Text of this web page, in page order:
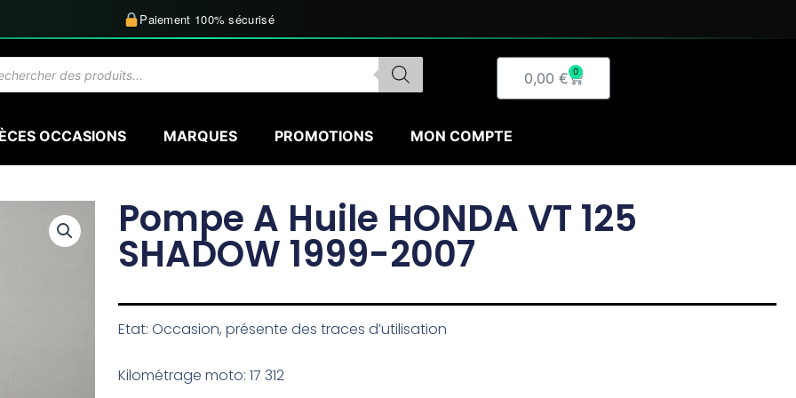
Paiement 100% sécurisé
0,00 € 0
Panier
OCCASIONS MARQUES PROMOTIONS MON COMPTE
Pompe A Huile HONDA VT 125
SHADOW 1999-2007
Etat: Occasion, présente des traces d’utilisation
Kilométrage moto: 17 312